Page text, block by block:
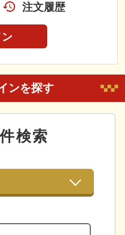
注文履歴
ン
ンを探す
検索